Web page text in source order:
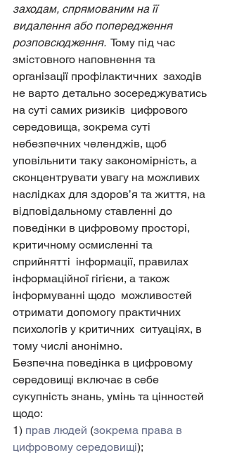
заходам, спрямованим на її
видалення або попередження
розповсюдження.
  Тому під час
змістовного наповнення та
організації профілактичних  заходів
не варто детально зосереджуватись
на суті самих ризиків  цифрового
середовища, зокрема суті
небезпечних челенджів, щоб
уповільнити таку закономірність, а
сконцентрувати увагу на можливих
наслідках для здоров’я та життя, на
відповідальному ставленні до
поведінки в цифровому просторі,
критичному осмисленні та
сприйнятті  інформації, правилах
інформаційної гігієни, а також
інформуванні щодо  можливостей
отримати допомогу практичних
психологів у критичних  ситуаціях, в
тому числі анонімно.
Безпечна поведінка в цифровому
середовищі включає в себе
сукупність знань, умінь та цінностей
щодо:
1) прав людей (зокрема права в
цифровому середовищі);